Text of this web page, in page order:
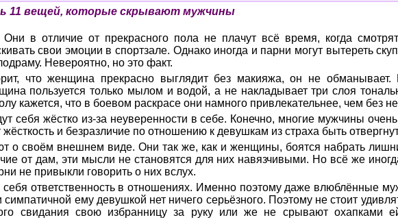
11 вещей, которые скрывают мужчины
в отличие от прекрасного пола не плачут всё время, когда
свои эмоции в спортзале. Однако иногда и парни могут вытереть
Невероятно, но это факт.
что женщина прекрасно выглядит без макияжа, он не
пользуется только мылом и водой, а не накладывает три слоя
кажется, что в боевом раскрасе они намного привлекательнее, чем без
себя жёстко из-за неуверенности в себе. Конечно, многие мужчины
и безразличие по отношению к девушкам из страха быть
о своём внешнем виде. Они так же, как и женщины, боятся набрать
от дам, эти мысли не становятся для них навязчивыми. Но всё же
не привыкли говорить о них вслух.
себя ответственность в отношениях. Именно поэтому даже влюблённые
ему девушкой нет ничего серьёзного. Поэтому не стоит
свидания свою избранницу за руку или же не срывают охапками